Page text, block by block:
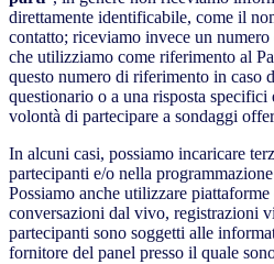
direttamente identificabile, come il
contatto; riceviamo invece un
che utilizziamo come riferimento al
questo numero di riferimento in caso
questionario o a una risposta
volontà di partecipare a sondaggi
In alcuni casi, possiamo incaricare
partecipanti e/o nella
Possiamo anche utilizzare
conversazioni dal vivo, registrazioni
partecipanti sono soggetti alle
fornitore del panel presso il quale